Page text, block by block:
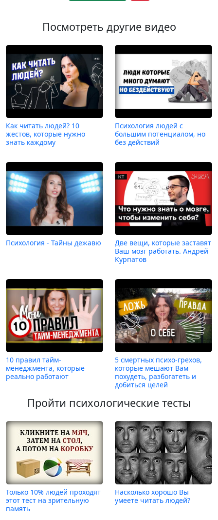
Посмотреть другие видео
Как читать людей? 10
жестов, которые нужно
знать каждому
Психология людей с
большим потенциалом, но
без действий
Психология - Тайны дежавю
Две вещи, которые заставят
Ваш мозг работать. Андрей
Курпатов
10 правил тайм-
менеджмента, которые
реально работают
5 смертных психо-грехов,
которые мешают Вам
похудеть, разбогатеть и
добиться целей
Пройти психологические тесты
Только 10% людей проходят
этот тест на зрительную
память
Насколько хорошо Вы
умеете читать людей?